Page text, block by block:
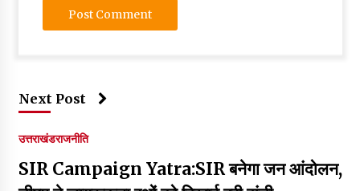
Next Post
उत्तराखंडराजनीति
SIR Campaign Yatra:SIR बनेगा जन आंदोलन,